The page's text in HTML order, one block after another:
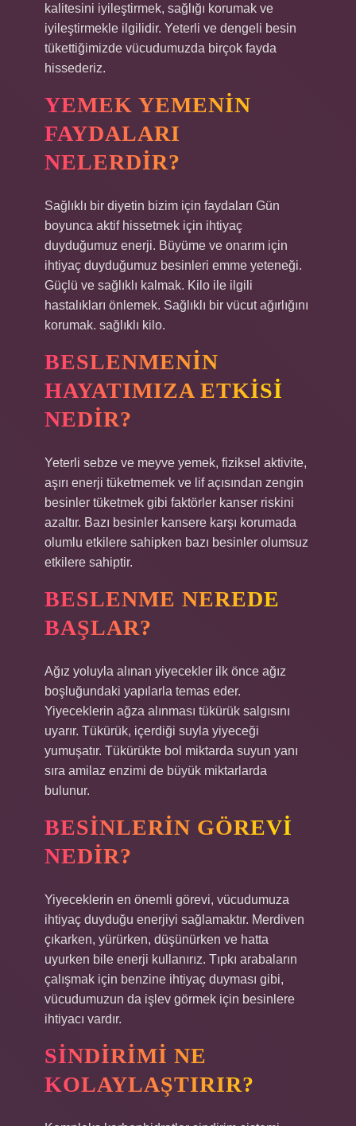
kalitesini iyileştirmek, sağlığı korumak ve
iyileştirmekle ilgilidir. Yeterli ve dengeli besin
tükettiğimizde vücudumuzda birçok fayda
hissederiz.
YEMEK YEMENIN
FAYDALARI
NELERDIR?
Sağlıklı bir diyetin bizim için faydaları Gün
boyunca aktif hissetmek için ihtiyaç
duyduğumuz enerji. Büyüme ve onarım için
ihtiyaç duyduğumuz besinleri emme yeteneği.
Güçlü ve sağlıklı kalmak. Kilo ile ilgili
hastalıkları önlemek. Sağlıklı bir vücut ağırlığını
korumak. sağlıklı kilo.
BESLENMENIN
HAYATIMIZA ETKISI
NEDIR?
Yeterli sebze ve meyve yemek, fiziksel aktivite,
aşırı enerji tüketmemek ve lif açısından zengin
besinler tüketmek gibi faktörler kanser riskini
azaltır. Bazı besinler kansere karşı korumada
olumlu etkilere sahipken bazı besinler olumsuz
etkilere sahiptir.
BESLENME NEREDE
BAŞLAR?
Ağız yoluyla alınan yiyecekler ilk önce ağız
boşluğundaki yapılarla temas eder.
Yiyeceklerin ağza alınması tükürük salgısını
uyarır. Tükürük, içerdiği suyla yiyeceği
yumuşatır. Tükürükte bol miktarda suyun yanı
sıra amilaz enzimi de büyük miktarlarda
bulunur.
BESINLERIN GÖREVI
NEDIR?
Yiyeceklerin en önemli görevi, vücudumuza
ihtiyaç duyduğu enerjiyi sağlamaktır. Merdiven
çıkarken, yürürken, düşünürken ve hatta
uyurken bile enerji kullanırız. Tıpkı arabaların
çalışmak için benzine ihtiyaç duyması gibi,
vücudumuzun da işlev görmek için besinlere
ihtiyacı vardır.
SINDIRIMI NE
KOLAYLAŞTIRIR?